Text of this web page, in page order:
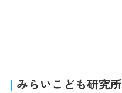
みらいこども研究所